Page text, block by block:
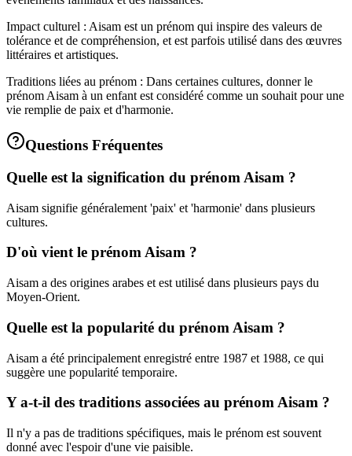
Impact culturel : Aisam est un prénom qui inspire des valeurs de
tolérance et de compréhension, et est parfois utilisé dans des œuvres
littéraires et artistiques.
Traditions liées au prénom : Dans certaines cultures, donner le
prénom Aisam à un enfant est considéré comme un souhait pour une
vie remplie de paix et d'harmonie.
Questions Fréquentes
Quelle est la signification du prénom Aisam ?
Aisam signifie généralement 'paix' et 'harmonie' dans plusieurs
cultures.
D'où vient le prénom Aisam ?
Aisam a des origines arabes et est utilisé dans plusieurs pays du
Moyen-Orient.
Quelle est la popularité du prénom Aisam ?
Aisam a été principalement enregistré entre 1987 et 1988, ce qui
suggère une popularité temporaire.
Y a-t-il des traditions associées au prénom Aisam ?
Il n'y a pas de traditions spécifiques, mais le prénom est souvent
donné avec l'espoir d'une vie paisible.